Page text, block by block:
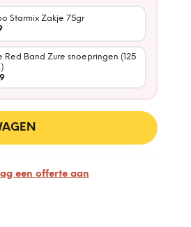
Starmix Zakje 75gr
Red Band Zure snoepringen (125
een offerte aan